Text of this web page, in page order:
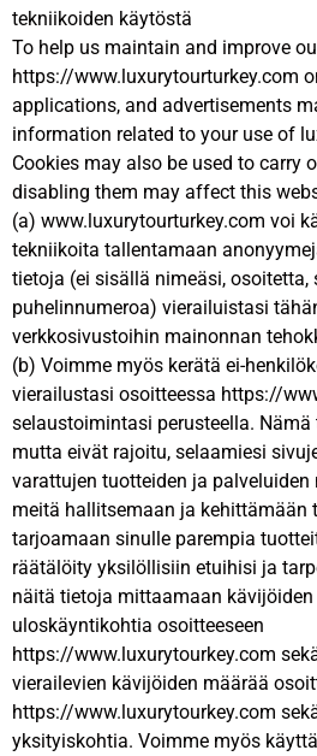
tekniikoiden käytöstä
To help us maintain and improve
https://www.luxurytourturkey.com
applications, and advertisements
information related to your use of
Cookies may also be used to carry
disabling them may affect this
(a) www.luxurytourturkey.com voi
tekniikoita tallentamaan
tietoja (ei sisällä nimeäsi,
puhelinnumeroa) vierailuistasi
verkkosivustoihin mainonnan
(b) Voimme myös kerätä ei-
vierailustasi osoitteessa https://
selaustoimintasi perusteella.
mutta eivät rajoitu, selaamiesi
varattujen tuotteiden ja
meitä hallitsemaan ja kehittämään
tarjoamaan sinulle parempia
räätälöity yksilöllisiin etuihisi ja
näitä tietoja mittaamaan kävijöiden
uloskäyntikohtia osoitteeseen
https://www.luxurytourkey.com
vierailevien kävijöiden määrää
https://www.luxurytourkey.com
yksityiskohtia. Voimme myös